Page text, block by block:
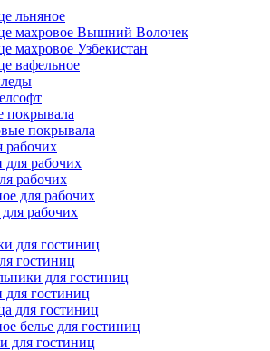
льняное
махровое Вышний Волочек
махровое Узбекистан
вафельное
покрывала
покрывала
рабочих
рабочих
рабочих
для рабочих
рабочих
для гостиниц
гостиниц
для гостиниц
гостиниц
для гостиниц
белье для гостиниц
для гостиниц